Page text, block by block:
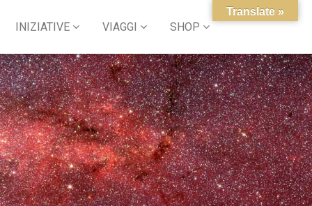
INIZIATIVE VIAGGI SHOP
Translate »